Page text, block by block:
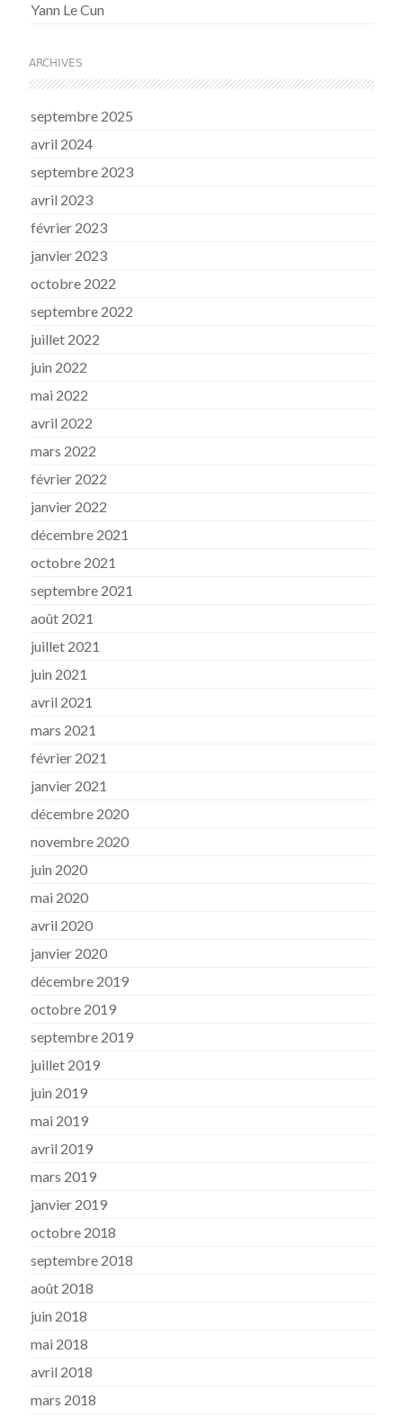
Yann Le Cun
ARCHIVES
septembre 2025
avril 2024
septembre 2023
avril 2023
février 2023
janvier 2023
octobre 2022
septembre 2022
juillet 2022
juin 2022
mai 2022
avril 2022
mars 2022
février 2022
janvier 2022
décembre 2021
octobre 2021
septembre 2021
août 2021
juillet 2021
juin 2021
avril 2021
mars 2021
février 2021
janvier 2021
décembre 2020
novembre 2020
juin 2020
mai 2020
avril 2020
janvier 2020
décembre 2019
octobre 2019
septembre 2019
juillet 2019
juin 2019
mai 2019
avril 2019
mars 2019
janvier 2019
octobre 2018
septembre 2018
août 2018
juin 2018
mai 2018
avril 2018
mars 2018